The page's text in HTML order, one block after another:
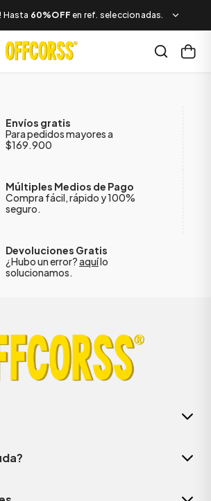
Hasta 60%OFF en ref. seleccionadas.
Envíos gratis
Para pedidos mayores a
$169.900
Múltiples Medios de Pago
Compra fácil, rápido y 100%
seguro.
Devoluciones Gratis
¿Hubo un error?aquílo
solucionamos.